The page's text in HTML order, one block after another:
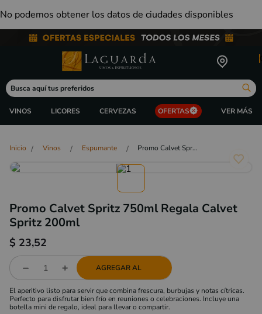
No podemos obtener los datos de ciudades disponibles
Busca aquí tus preferidos
VINOS LICORES CERVEZAS OFERTAS
Vinos Espumante Promo Calvet Spritz 750ml Regala Calvet Spritz 200ml
Promo Calvet Spritz 750ml Regala Calvet
Spritz 200ml
$ 23,52
AGREGAR AL
El aperitivo listo para servir que combina frescura, burbujas y notas cítricas.
Perfecto para disfrutar bien frío en reuniones o celebraciones. Incluye una
botella mini de regalo, ideal para llevar o compartir.